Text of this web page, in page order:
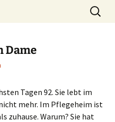
Suche
nach:
Dame
Tagen 92. Sie lebt im
mehr. Im Pflegeheim ist
zuhause. Warum? Sie hat